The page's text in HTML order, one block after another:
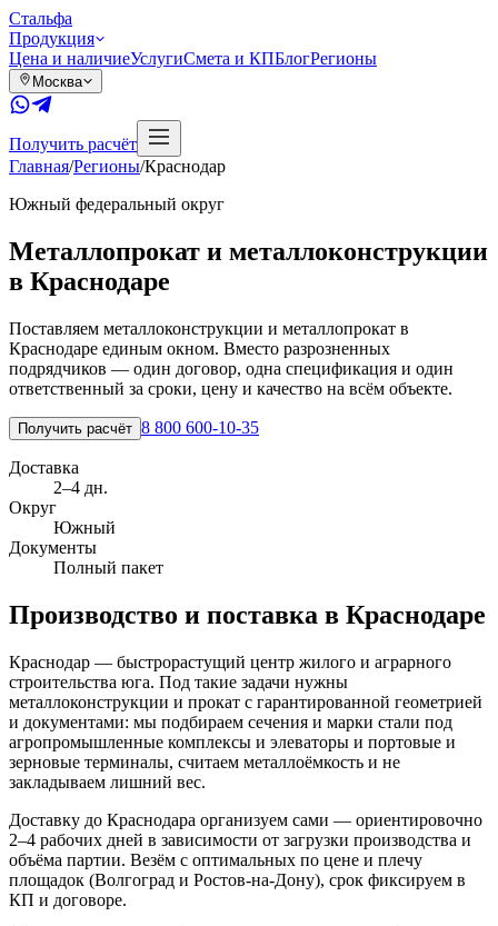
Стальфа
Продукция
Цена и наличиеУслугиСмета и КПБлогРегионы
Москва
Получить расчёт
Главная/Регионы/Краснодар
Южный федеральный округ
Металлопрокат и металлоконструкции
в Краснодаре
Поставляем металлоконструкции и металлопрокат в
Краснодаре единым окном. Вместо разрозненных
подрядчиков — один договор, одна спецификация и один
ответственный за сроки, цену и качество на всём объекте.
Получить расчёт 8 800 600-10-35
Доставка
2–4 дн.
Округ
Южный
Документы
Полный пакет
Производство и поставка в Краснодаре
Краснодар — быстрорастущий центр жилого и аграрного
строительства юга. Под такие задачи нужны
металлоконструкции и прокат с гарантированной геометрией
и документами: мы подбираем сечения и марки стали под
агропромышленные комплексы и элеваторы и портовые и
зерновые терминалы, считаем металлоёмкость и не
закладываем лишний вес.
Доставку до Краснодара организуем сами — ориентировочно
2–4 рабочих дней в зависимости от загрузки производства и
объёма партии. Везём с оптимальных по цене и плечу
площадок (Волгоград и Ростов-на-Дону), срок фиксируем в
КП и договоре.